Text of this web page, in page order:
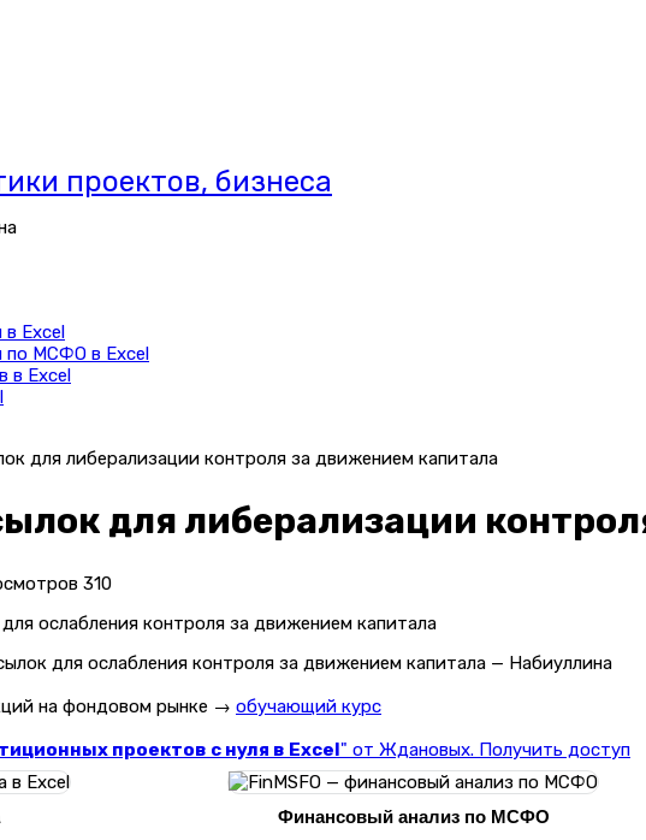
проектов, бизнеса
Excel
по МСФО в Excel
в Excel
для либерализации контроля за движением капитала
для либерализации
310
для ослабления контроля за движением капитала — Набиуллина
на фондовом рынке → обучающий курс
проектов с нуля в Excel" от Ждановых. Получить доступ
Финансовый анализ по МСФО